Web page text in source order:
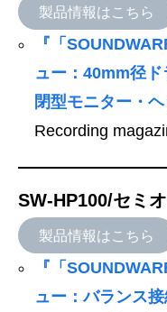
製品情報はこちら
『「
ュー：40mm径
閉型モニター・ヘ
Recording
SW-HP100/セミ
製品情報はこちら
『「
ュー：バランス